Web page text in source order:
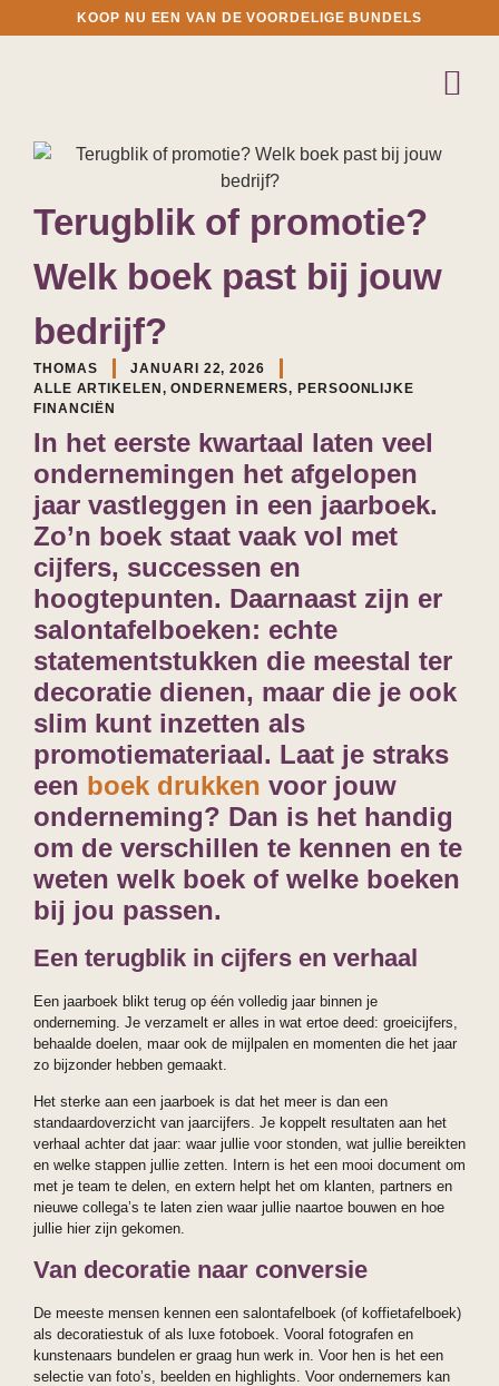
KOOP NU EEN VAN DE VOORDELIGE BUNDELS
Terugblik of promotie?
Welk boek past bij jouw
bedrijf?
THOMAS
JANUARI 22, 2026
ALLE ARTIKELEN ,ONDERNEMERS, PERSOONLIJKE
FINANCIËN
In het eerste kwartaal laten veel
ondernemingen het afgelopen
jaar vastleggen in een jaarboek.
Zo’n boek staat vaak vol met
cijfers, successen en
hoogtepunten. Daarnaast zijn er
salontafelboeken: echte
statementstukken die meestal ter
decoratie dienen, maar die je ook
slim kunt inzetten als
promotiemateriaal. Laat je straks
een boek drukken voor jouw
onderneming? Dan is het handig
om de verschillen te kennen en te
weten welk boek of welke boeken
bij jou passen.
Een terugblik in cijfers en verhaal
Een jaarboek blikt terug op één volledig jaar binnen je
onderneming. Je verzamelt er alles in wat ertoe deed: groeicijfers,
behaalde doelen, maar ook de mijlpalen en momenten die het jaar
zo bijzonder hebben gemaakt.
Het sterke aan een jaarboek is dat het meer is dan een
standaardoverzicht van jaarcijfers. Je koppelt resultaten aan het
verhaal achter dat jaar: waar jullie voor stonden, wat jullie bereikten
en welke stappen jullie zetten. Intern is het een mooi document om
met je team te delen, en extern helpt het om klanten, partners en
nieuwe collega’s te laten zien waar jullie naartoe bouwen en hoe
jullie hier zijn gekomen.
Van decoratie naar conversie
De meeste mensen kennen een salontafelboek (of koffietafelboek)
als decoratiestuk of als luxe fotoboek. Vooral fotografen en
kunstenaars bundelen er graag hun werk in. Voor hen is het een
selectie van foto’s, beelden en highlights. Voor ondernemers kan